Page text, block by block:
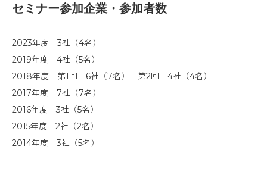
セミナー参加企業・参加者数
2023年度 3社（4名）
2019年度 4社（5名）
2018年度 第1回 6社（7名） 第2回 4社（4名）
2017年度 7社（7名）
2016年度 3社（5名）
2015年度 2社（2名）
2014年度 3社（5名）